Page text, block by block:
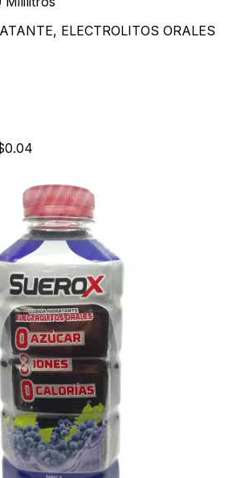
ELECTROLITOS ORALES